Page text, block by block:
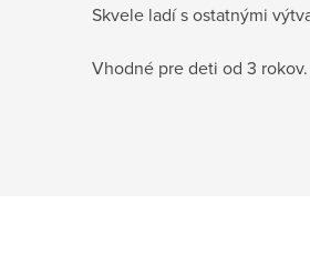
Skvele ladí s ostatnými
Vhodné pre deti od 3 rokov.